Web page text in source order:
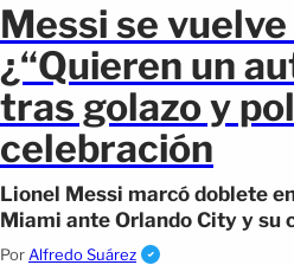
Messi se
¿“Quieren un
tras golazo y
celebración
Lionel Messi marcó doblete
Miami ante Orlando City y su
preguntando por un autógrafo
Por Alfredo Suárez